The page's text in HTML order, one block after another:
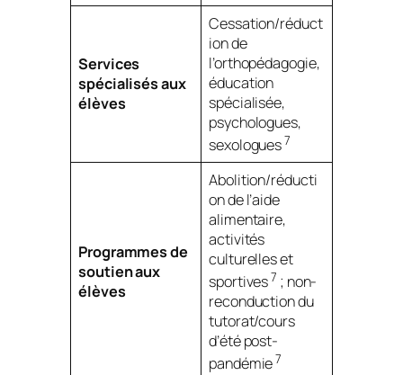
Services
spécialisés aux
élèves
Cessation/réduct
ion de
l’orthopédagogie,
éducation
spécialisée,
psychologues,
sexologues7
Programmes de
soutien aux
élèves
Abolition/réducti
on de l’aide
alimentaire,
activités
culturelles et
sportives7 ; non-
reconduction du
tutorat/cours
d’été post-
pandémie7